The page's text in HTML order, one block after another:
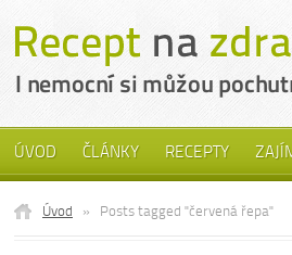
ÚVOD ČLÁNKY RECEPTY
Úvod » Posts tagged "červená řepa"